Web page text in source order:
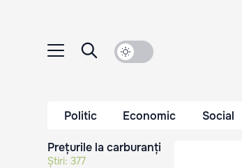
Politic Economic Social
Prețurile la carburanți
Știri: 377